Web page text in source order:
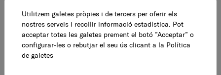
Utilitzem galetes pròpies i de tercers per oferir els
nostres serveis i recollir informació estadística. Pot
acceptar totes les galetes prement el botó ”Acceptar” o
configurar-les o rebutjar el seu ús clicant a la Política
de galetes